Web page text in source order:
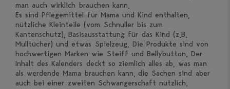
man auch wirklich brauchen kann.
Es sind Pflegemittel für Mama und Kind enthalten,
nützliche Kleinteile (vom Schnuller bis zum
Kantenschutz), Basisausstattung für das Kind (z.B.
Mulltücher) und etwas Spielzeug. Die Produkte sind von
hochwertigen Marken wie Steiff und Bellybutton. Der
Inhalt des Kalenders deckt so ziemlich alles ab, was man
als werdende Mama brauchen kann, die Sachen sind aber
auch bei einer zweiten Schwangerschaft nützlich.